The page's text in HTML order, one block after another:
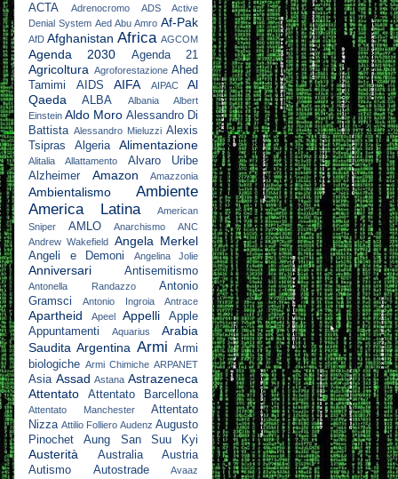
ACTA Adrenocromo
ADS Active
Denial System Aed Abu Amro Af-Pak
AfD Afghanistan Africa AGCOM
Agenda 2030 Agenda 21
Agricoltura Agroforestazione Ahed
Tamimi
AIDS AIFA AIPAC
Al
Qaeda
ALBA Albania
Albert
Einstein Aldo Moro Alessandro Di
Battista Alessandro Mieluzzi Alexis
Tsipras
Algeria Alimentazione
Alitalia Allattamento
Alvaro Uribe
Alzheimer
Amazon Amazzonia
Ambientalismo
Ambiente
America Latina
American
Sniper
AMLO Anarchismo
ANC
Andrew Wakefield Angela Merkel
Angeli e Demoni Angelina Jolie
Anniversari Antisemitismo
Antonella Randazzo
Antonio
Gramsci
Antonio Ingroia Antrace
Apartheid Apeel Appelli
Apple
Appuntamenti
Aquarius
Arabia
Saudita Argentina Armi Armi
biologiche Armi Chimiche ARPANET
Asia Assad Astana Astrazeneca
Attentato
Attentato Barcellona
Attentato Manchester
Attentato
Nizza Attilio Folliero Audenz Augusto
Pinochet
Aung San Suu Kyi
Austerità Australia
Austria
Autismo
Autostrade Avaaz